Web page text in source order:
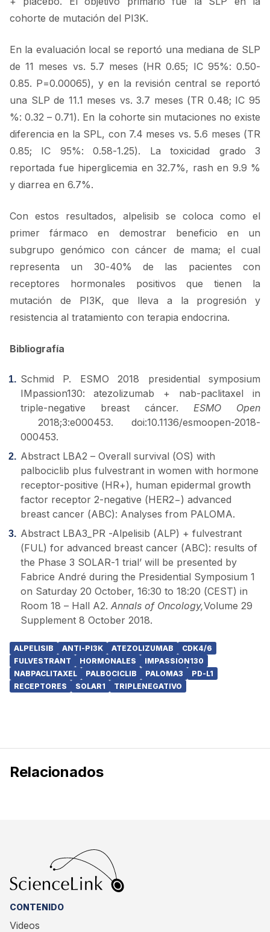
cohorte de mutación del PI3K.
En la evaluación local se reportó una mediana de SLP
de 11 meses vs. 5.7 meses (HR 0.65; IC 95%: 0.50-
0.85. P=0.00065), y en la revisión central se reportó
una SLP de 11.1 meses vs. 3.7 meses (TR 0.48; IC 95
%: 0.32 – 0.71). En la cohorte sin mutaciones no existe
diferencia en la SPL, con 7.4 meses vs. 5.6 meses (TR
0.85; IC 95%: 0.58-1.25). La toxicidad grado 3
reportada fue hiperglicemia en 32.7%, rash en 9.9 %
y diarrea en 6.7%.
Con estos resultados, alpelisib se coloca como el
primer fármaco en demostrar beneficio en un
subgrupo genómico con cáncer de mama; el cual
representa un 30-40% de las pacientes con
receptores hormonales positivos que tienen la
mutación de PI3K, que lleva a la progresión y
resistencia al tratamiento con terapia endocrina.
Bibliografía
Schmid P. ESMO 2018 presidential symposium
IMpassion130: atezolizumab + nab-paclitaxel in
triple-negative breast cáncer. ESMO Open
2018;3:e000453. doi:10.1136/esmoopen-2018-
000453.
Abstract LBA2 – Overall survival (OS) with
palbociclib plus fulvestrant in women with hormone
receptor-positive (HR+), human epidermal growth
factor receptor 2-negative (HER2−) advanced
breast cancer (ABC): Analyses from PALOMA.
Abstract LBA3_PR -Alpelisib (ALP) + fulvestrant
(FUL) for advanced breast cancer (ABC): results of
the Phase 3 SOLAR-1 trial’ will be presented by
Fabrice André during the Presidential Symposium 1
on Saturday 20 October, 16:30 to 18:20 (CEST) in
Room 18 – Hall A2. Annals of Oncology,Volume 29
Supplement 8 October 2018.
ALPELISIB ANTI-PI3K ATEZOLIZUMAB
CDK4/6
FULVESTRANT
HORMONALES
IMPASSION130
NABPACLITAXEL
PALBOCICLIB PALOMA3
PD-L1
RECEPTORES
SOLAR1 TRIPLENEGATIVO
Relacionados
CONTENIDO
Videos